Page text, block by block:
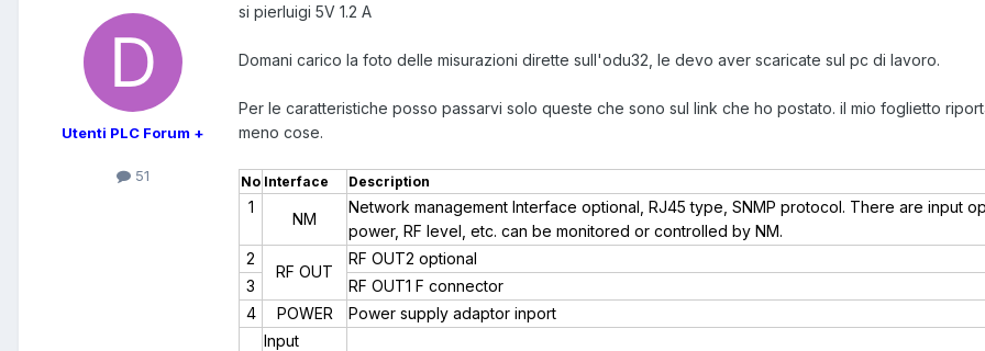
Utenti PLC Forum +
51
si pierluigi 5V 1.2 A
Domani carico la foto delle misurazioni dirette sull'odu32, le devo aver scaricate sul pc di lavoro.
Per le caratteristiche posso passarvi solo queste che sono sul link che ho postato. il mio foglietto
meno cose.
No Interface Description
1
NM
Network management Interface optional, RJ45 type, SNMP protocol. There are input
power, RF level, etc. can be monitored or controlled by NM.
2
RF OUT
RF OUT2 optional
3
RF OUT1 F connector
4
POWER Power supply adaptor inport
Input